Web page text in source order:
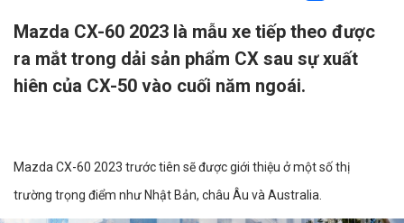
Mazda CX-60 2023 là mẫu xe tiếp theo được
ra mắt trong dải sản phẩm CX sau sự xuất
hiên của CX-50 vào cuối năm ngoái.
Mazda CX-60 2023 trước tiên sẽ được giới thiệu ở một số thị
trường trọng điểm như Nhật Bản, châu Âu và Australia.